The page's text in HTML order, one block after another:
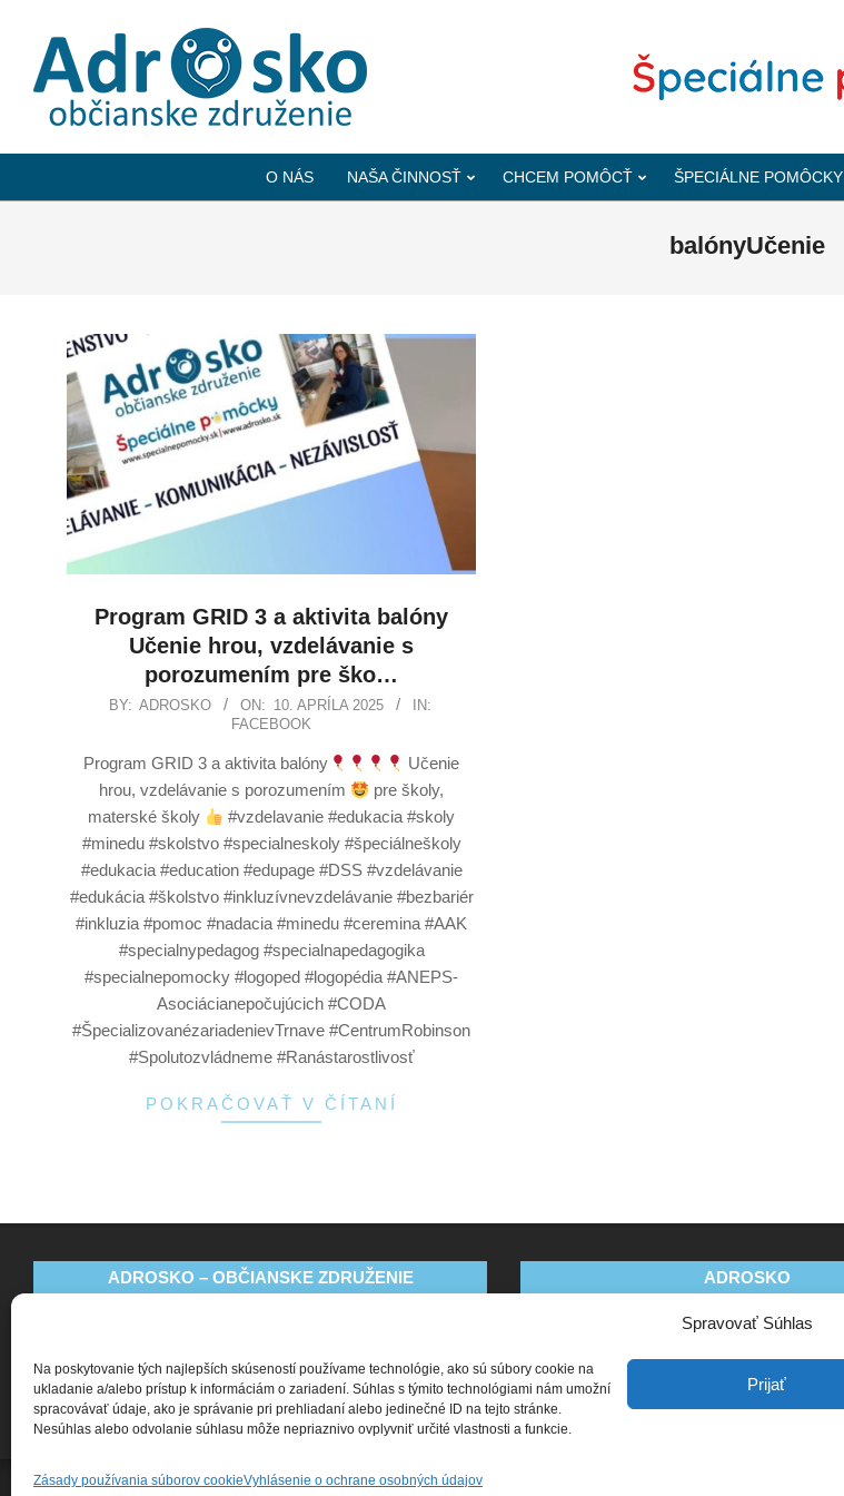
Spravovať Súhlas
Na poskytovanie tých najlepších skúseností používame technológie, ako sú súbory cookie na
ukladanie a/alebo prístup k informáciám o zariadení. Súhlas s týmito technológiami nám umožní
spracovávať údaje, ako je správanie pri prehliadaní alebo jedinečné ID na tejto stránke.
Nesúhlas alebo odvolanie súhlasu môže nepriaznivo ovplyvniť určité vlastnosti a funkcie.
Prijať
Zásady používania súborov cookieVyhlásenie o ochrane osobných údajov
OBČIANSKE
O NÁS NAŠA ČINNOSŤ CHCEM POMÔCŤ ŠPECIÁLNE POMÔCKY
balónyUčenie
Program GRID 3 a aktivita balóny
Učenie hrou, vzdelávanie s
porozumením pre ško…
BY: ADROSKO ON: 10. APRÍLA 2025
IN:
FACEBOOK
Program GRID 3 a aktivita balóny
Učenie
hrou, vzdelávanie s porozumením
pre školy,
materské školy
#vzdelavanie #edukacia #skoly
#minedu #skolstvo #specialneskoly #špeciálneškoly
#edukacia #education #edupage #DSS #vzdelávanie
#edukácia #školstvo #inkluzívnevzdelávanie #bezbariér
#inkluzia #pomoc #nadacia #minedu #ceremina #AAK
#specialnypedagog #specialnapedagogika
#specialnepomocky #logoped #logopédia #ANEPS-
Asociácianepočujúcich #CODA
#ŠpecializovanézariadenievTrnave #CentrumRobinson
#Spolutozvládneme #Ranástarostlivosť
POKRAČOVAŤ V ČÍTANÍ
ADROSKO – OBČIANSKE ZDRUŽENIE
+421 911 135 252
oz@adrosko.sk
ADROSKO
Ochrana osobných údajov
osobných údajov (EU)